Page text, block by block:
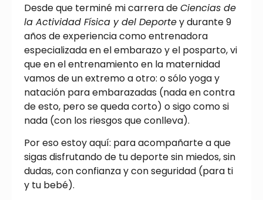
Desde que terminé mi carrera deCiencias de
la Actividad Física y del Deportey durante 9
años de experiencia como entrenadora
especializada en el embarazo y el posparto, vi
que en el entrenamiento en la maternidad
vamos de un extremo a otro: o sólo yoga y
natación para embarazadas (nada en contra
de esto, pero se queda corto) o sigo como si
nada (con los riesgos que conlleva).
Por eso estoy aquí: para acompañarte a que
sigas disfrutando de tu deporte sin miedos, sin
dudas, con confianza y con seguridad (para ti
y tu bebé).